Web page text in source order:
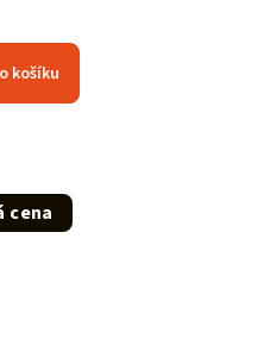
hodnocení
produktu
je
5
hvězdiček.
košíku
cena